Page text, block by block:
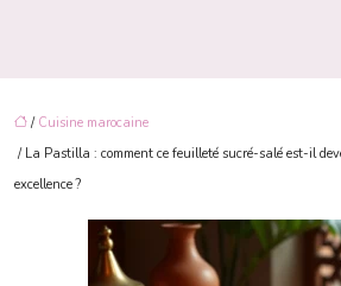
/ Cuisine marocaine
/ La Pastilla : comment ce feuilleté sucré-salé est-il
excellence ?